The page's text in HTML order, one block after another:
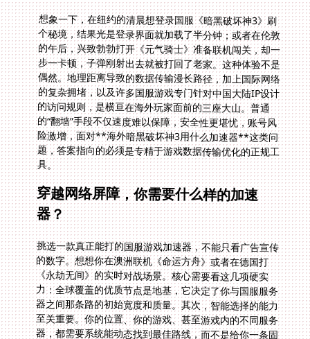
想象一下，在纽约的清晨想登录国服《暗黑破坏神3》刷
个秘境，结果光是登录界面就加载了半分钟；或者在伦敦
的午后，兴致勃勃打开《元气骑士》准备联机闯关，却一
步一卡顿，子弹刚射出去就被打回了老家。这种体验不是
偶然。地理距离导致的数据传输漫长路径，加上国际网络
的复杂拥堵，以及许多国服游戏专门针对中国大陆IP设计
的访问规则，是横亘在海外玩家面前的三座大山。普通
的“翻墙”手段不仅速度难以保障，安全性更堪忧，账号风
险激增，面对**海外暗黑破坏神3用什么加速器**这类问
题，答案指向的必须是专精于游戏数据传输优化的正规工
具。
穿越网络屏障，你需要什么样的加速
器？
挑选一款真正能打的国服游戏加速器，不能只看广告宣传
的数字。想想你在澳洲联机《命运方舟》或者在德国打
《永劫无间》的实时对战场景。核心需要看这几项硬实
力：全球覆盖的优质节点是地基，它决定了你与国服服务
器之间那条路的初始宽度和质量。其次，智能选择的能力
至关重要。你的位置、你的游戏、甚至游戏内的不同服务
器，都需要系统能动态找到最佳路线，而不是给你一条固
定却可能拥堵的“老路”。带宽和流量限制更是直接影响游
戏体验的核心参数，试想高清画质下激战时突然提示“流
量不足，已限速”，会是多么崩溃的体验。最后，设备兼
容性和账号安全加密的保障，决定了这份顺畅是否便捷无